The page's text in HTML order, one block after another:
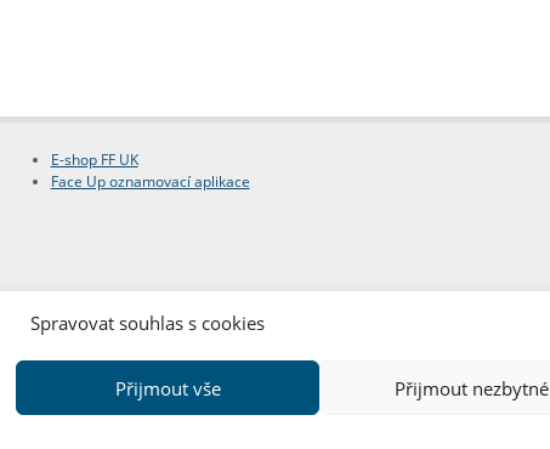
Spravovat souhlas s cookies
Přijmout vše Přijmout nezbytné
E-shop FF UK
Face Up oznamovací aplikace